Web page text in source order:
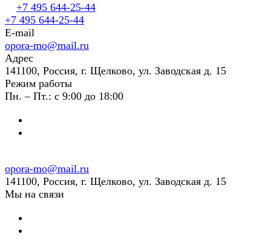
+7 495 644-25-44
+7 495 644-25-44
E-mail
opora-mo@mail.ru
Адрес
141100, Россия, г. Щелково, ул. Заводская д. 15
Режим работы
Пн. – Пт.: с 9:00 до 18:00
opora-mo@mail.ru
141100, Россия, г. Щелково, ул. Заводская д. 15
Мы на связи